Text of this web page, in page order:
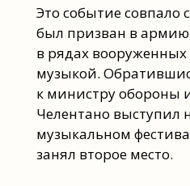
Это событие совпало
был призван в
в рядах вооруженных
музыкой.
к министру обороны
Челентано выступил
музыкальном
занял второе место.